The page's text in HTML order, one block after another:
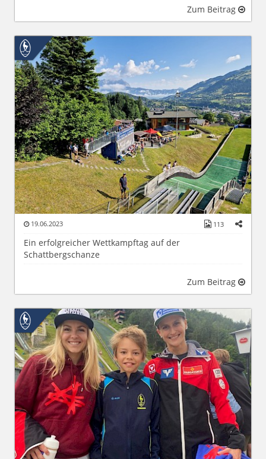
Zum Beitrag
19.06.2023 113
Ein erfolgreicher Wettkampftag auf der
Schattbergschanze
Zum Beitrag